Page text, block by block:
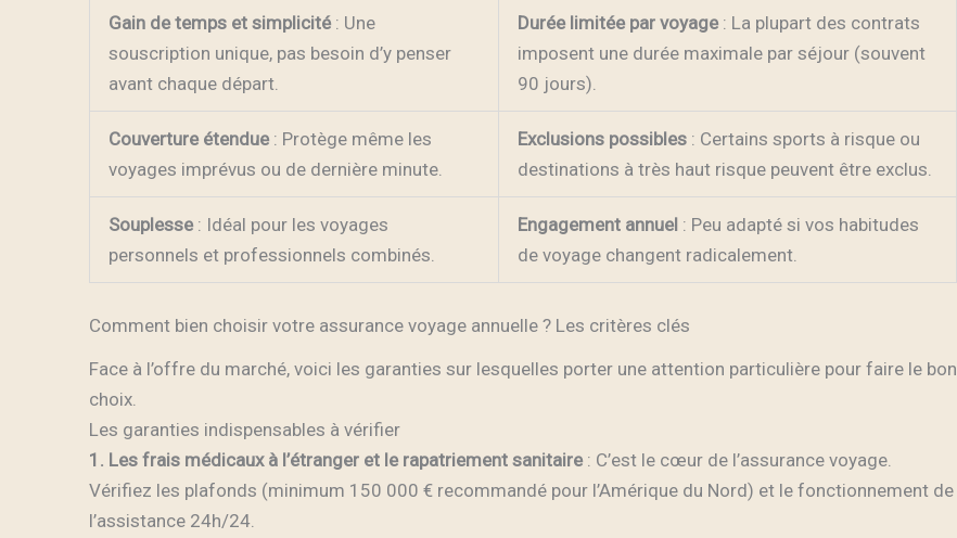
Gain de temps et simplicité: Une
souscription unique, pas besoin d’y penser
avant chaque départ.
Durée limitée par voyage: La plupart des contrats
imposent une durée maximale par séjour (souvent
90 jours).
Couverture étendue: Protège même les
voyages imprévus ou de dernière minute.
Exclusions possibles : Certains sports à risque ou
destinations à très haut risque peuvent être exclus.
Souplesse: Idéal pour les voyages
personnels et professionnels combinés.
Engagement annuel : Peu adapté si vos habitudes
de voyage changent radicalement.
Comment bien choisir votre assurance voyage annuelle ? Les critères clés
Face à l’offre du marché, voici les garanties sur lesquelles porter une attention particulière pour faire le bon
choix.
Les garanties indispensables à vérifier
1. Les frais médicaux à l’étranger et le rapatriement sanitaire: C’est le cœur de l’assurance voyage.
Vérifiez les plafonds (minimum 150 000 € recommandé pour l’Amérique du Nord) et le fonctionnement de
l’assistance 24h/24.